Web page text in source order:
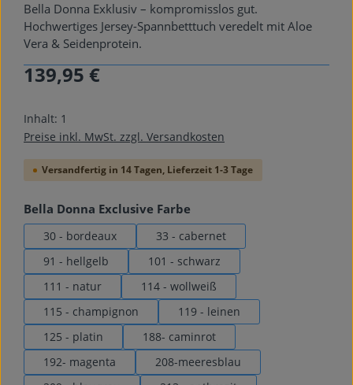
Bella Donna Exklusiv – kompromisslos gut.
Hochwertiges Jersey-Spannbetttuch veredelt mit Aloe
Vera & Seidenprotein.
Regulärer Preis:
139,95 €
Inhalt: 1
Preise inkl. MwSt. zzgl. Versandkosten
Versandfertig in 14 Tagen, Lieferzeit 1-3 Tage
Bella Donna Exclusive Farbe
30 - bordeaux
33 - cabernet
91 - hellgelb
101 - schwarz
111 - natur
114 - wollweiß
115 - champignon
119 - leinen
125 - platin
188- caminrot
192- magenta
208-meeresblau